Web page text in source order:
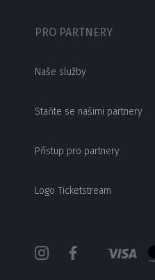
PRO PARTNERY
Naše služby
Staňte se našimi partnery
Přístup pro partnery
Logo Ticketstream